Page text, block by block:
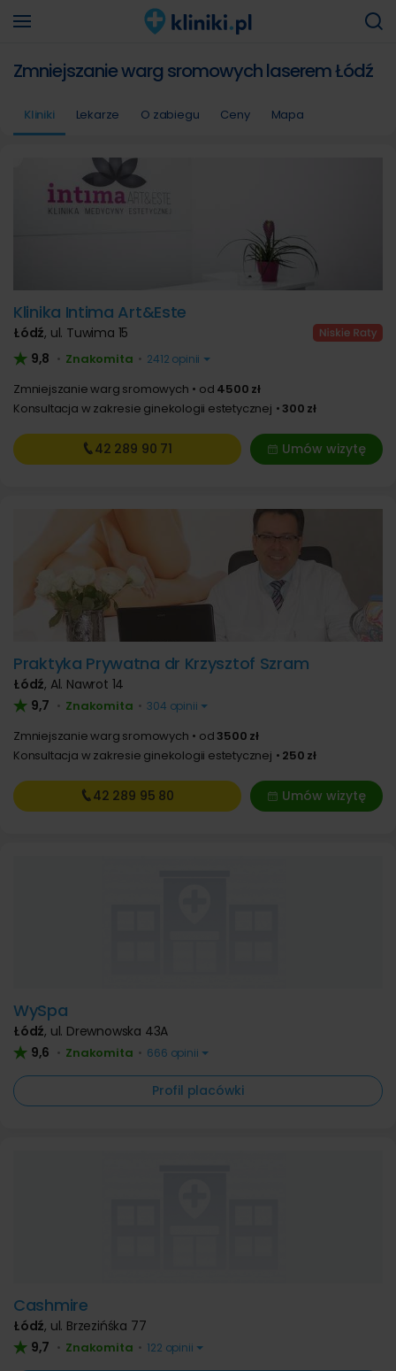
Zmniejszanie warg sromowych laserem Łódź
Kliniki Lekarze O zabiegu Ceny Mapa
Klinika Intima Art&Este
Łódź, ul. Tuwima 15
9,8 • Znakomita • 2412 opinii
Zmniejszanie warg sromowych od 4500 zł
Konsultacja w zakresie ginekologii estetycznej
300 zł
Umów wizytę
42 289 90 71
Praktyka Prywatna dr Krzysztof Szram
Łódź, Al. Nawrot 14
9,7 • Znakomita • 304 opinii
Zmniejszanie warg sromowych od 3500 zł
Konsultacja w zakresie ginekologii estetycznej
250 zł
Umów wizytę
42 289 95 80
WySpa
Łódź, ul. Drewnowska 43A
9,6 • Znakomita • 666 opinii
Profil placówki
Cashmire
Łódź, ul. Brzezińśka 77
9,7 • Znakomita • 122 opinii